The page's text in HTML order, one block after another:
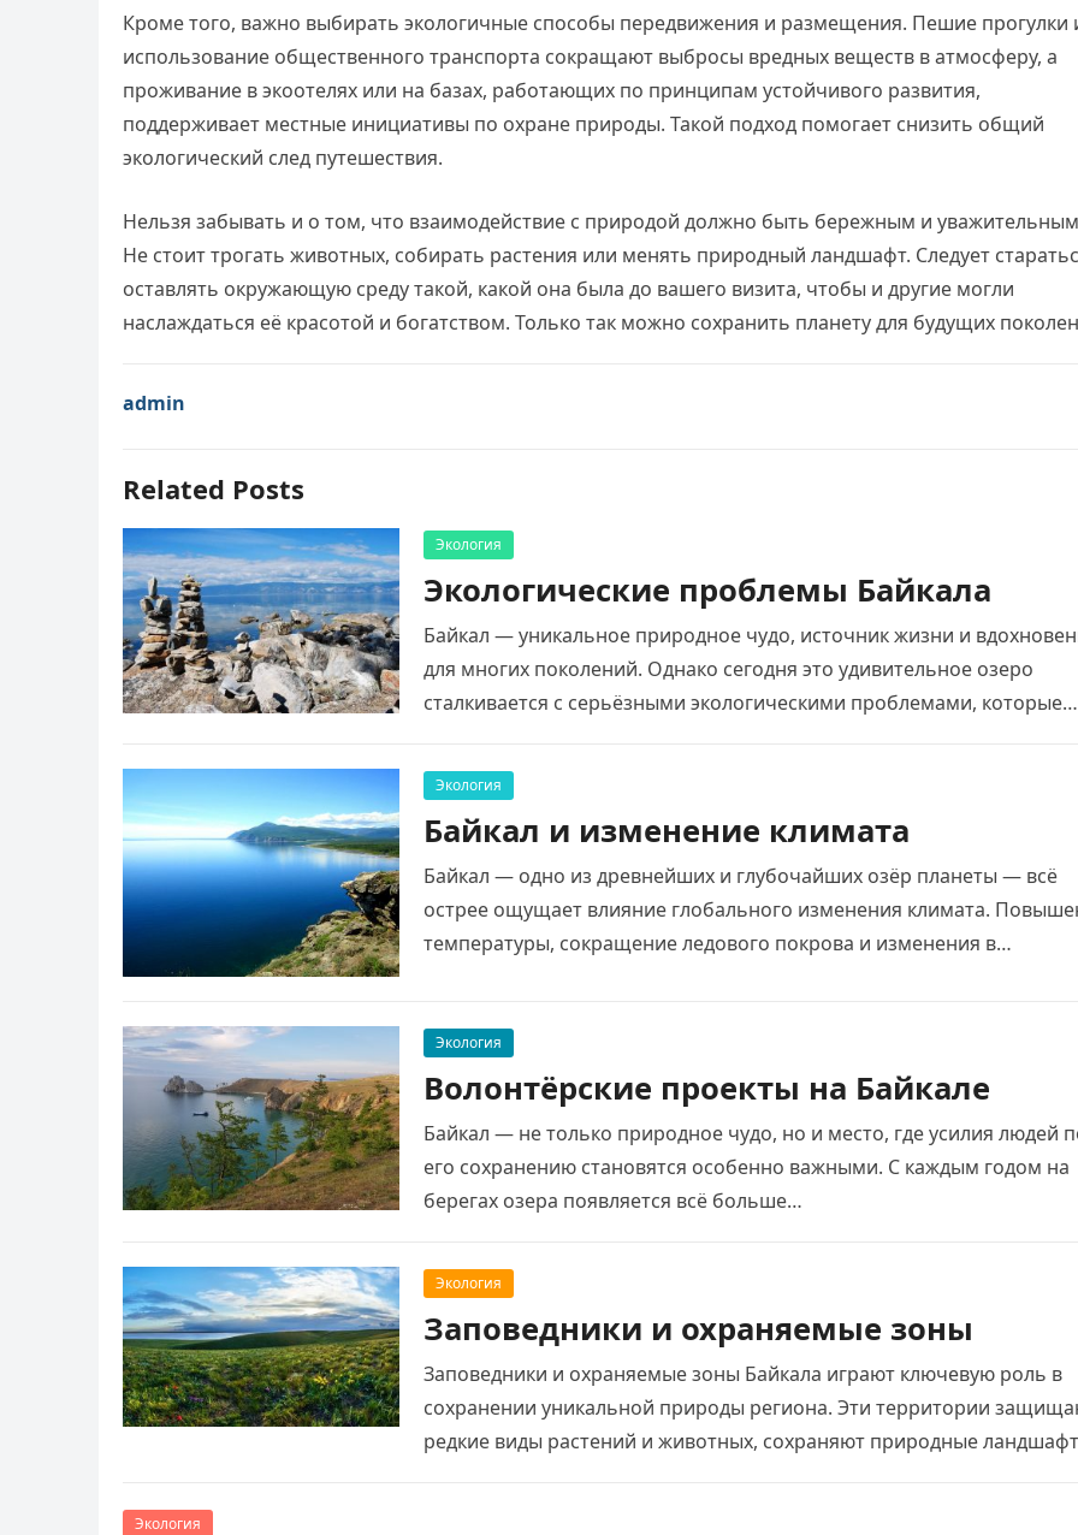
Кроме того, важно выбирать экологичные способы передвижения и размещения. Пешие прогулки
использование общественного транспорта сокращают выбросы вредных веществ в атмосферу, а
проживание в экоотелях или на базах, работающих по принципам устойчивого развития,
поддерживает местные инициативы по охране природы. Такой подход помогает снизить общий
экологический след путешествия.
Нельзя забывать и о том, что взаимодействие с природой должно быть бережным и
Не стоит трогать животных, собирать растения или менять природный ландшафт. Следует
оставлять окружающую среду такой, какой она была до вашего визита, чтобы и другие могли
наслаждаться её красотой и богатством. Только так можно сохранить планету для будущих
admin
Related Posts
Экология
Экологические проблемы Байкала
Байкал — уникальное природное чудо, источник жизни и
для многих поколений. Однако сегодня это удивительное озеро
сталкивается с серьёзными экологическими проблемами, которые
Экология
Байкал и изменение климата
Байкал — одно из древнейших и глубочайших озёр планеты — всё
острее ощущает влияние глобального изменения климата.
температуры, сокращение ледового покрова и изменения в
Экология
Волонтёрские проекты на Байкале
Байкал — не только природное чудо, но и место, где усилия людей
его сохранению становятся особенно важными. С каждым годом на
берегах озера появляется всё больше…
Экология
Заповедники и охраняемые зоны
Заповедники и охраняемые зоны Байкала играют ключевую роль в
сохранении уникальной природы региона. Эти территории
редкие виды растений и животных, сохраняют природные
Экология